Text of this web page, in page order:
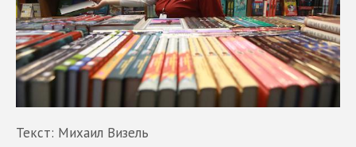
Текст: Михаил Визель